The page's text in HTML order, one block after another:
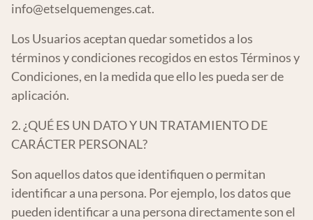
info@etselquemenges.cat.
Los Usuarios aceptan quedar sometidos a los
términos y condiciones recogidos en estos Términos y
Condiciones, en la medida que ello les pueda ser de
aplicación.
2. ¿QUÉ ES UN DATO Y UN TRATAMIENTO DE
CARÁCTER PERSONAL?
Son aquellos datos que identifiquen o permitan
identificar a una persona. Por ejemplo, los datos que
pueden identificar a una persona directamente son el